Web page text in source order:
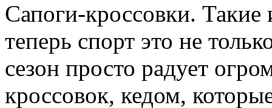
Сапоги-кроссовки. Такие
теперь спорт это не
сезон просто радует
кроссовок, кедом,